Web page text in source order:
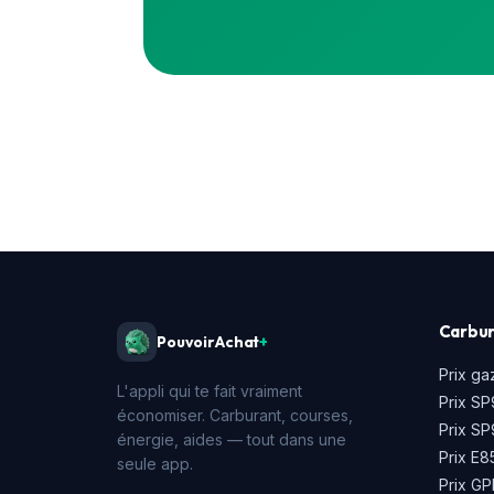
PouvoirAchat+
L'appli qui te fait vraiment
économiser. Carburant, courses,
énergie, aides — tout dans une
seule app.
Prix
Prix
Prix
Prix
Prix